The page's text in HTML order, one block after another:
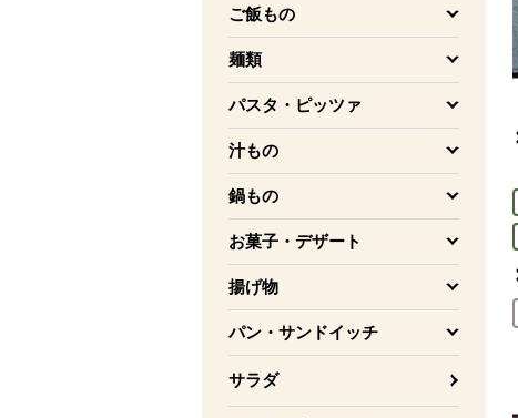
ご飯もの
を開く
麺類
を開く
パスタ・ピッツァ
を開く
汁もの
を開く
鍋もの
を開く
お菓子・デザート
を開く
揚げ物
を開く
パン・サンドイッチ
を開く
サラダ